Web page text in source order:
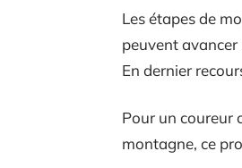
Les étapes de
peuvent avancer
En dernier
Pour un coureur
montagne, ce